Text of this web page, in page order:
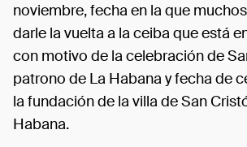
noviembre, fecha en la que
darle la vuelta a la ceiba que está
con motivo de la celebración de
patrono de La Habana y fecha de
la fundación de la villa de San
Habana.